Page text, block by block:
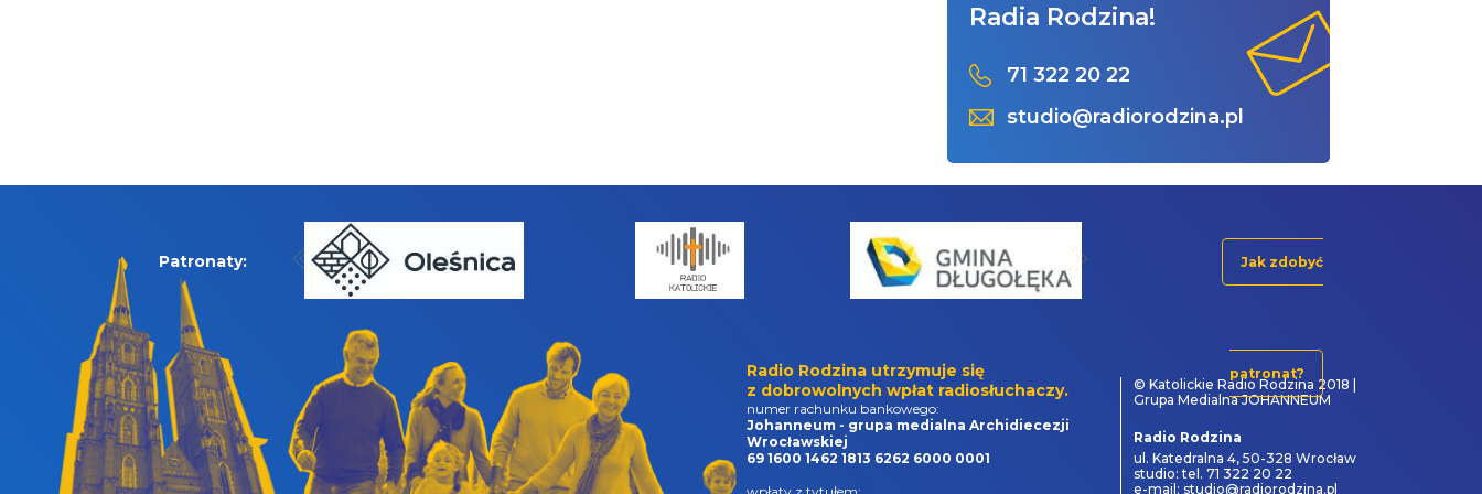
Radia Rodzina!
71 322 20 22
studio@radiorodzina.pl
Patronaty: Jak zdobyć
patronat?
Radio Rodzina utrzymuje się
z dobrowolnych wpłat radiosłuchaczy.
numer rachunku bankowego:
Johanneum - grupa medialna Archidiecezji
Wrocławskiej
69 1600 1462 1813 6262 6000 0001
© Katolickie Radio Rodzina 2018 |
Grupa Medialna JOHANNEUM
Radio Rodzina
ul. Katedralna 4, 50-328 Wrocław
studio: tel. 71 322 20 22
e-mail: studio@radiorodzina.pl